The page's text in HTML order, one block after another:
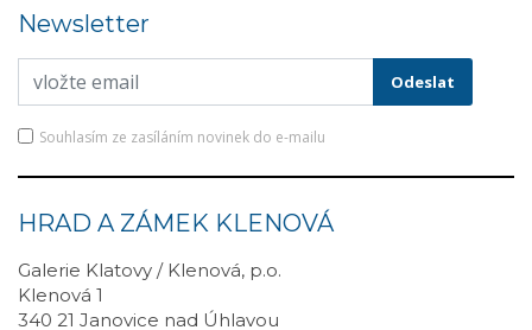
Newsletter
Souhlasím ze zasíláním novinek do e-mailu
HRAD A ZÁMEK KLENOVÁ
Galerie Klatovy / Klenová, p.o.
Klenová 1
340 21 Janovice nad Úhlavou